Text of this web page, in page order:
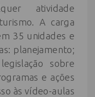
atividade
A carga
35 unidades e
planejamento;
sobre
e ações
às vídeo-aulas